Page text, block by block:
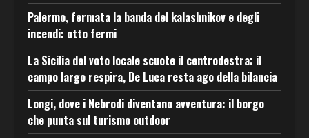
Palermo, fermata la banda del kalashnikov e degli
incendi: otto fermi
La Sicilia del voto locale scuote il centrodestra: il
campo largo respira, De Luca resta ago della bilancia
Longi, dove i Nebrodi diventano avventura: il borgo
che punta sul turismo outdoor